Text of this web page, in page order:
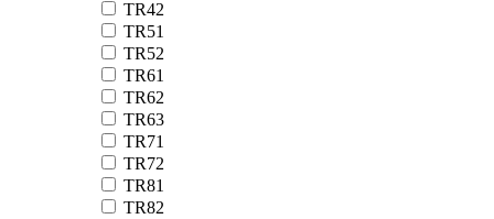
TR42
TR51
TR52
TR61
TR62
TR63
TR71
TR72
TR81
TR82